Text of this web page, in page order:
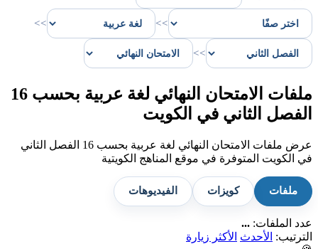
>>
>>
>>
ملفات الامتحان النهائي لغة عربية بحسب 16
الفصل الثاني في الكويت
عرض ملفات الامتحان النهائي لغة عربية بحسب 16 الفصل الثاني
في الكويت المتوفرة في موقع المناهج الكويتية
ملفات كويزات الفيديوهات
عدد الملفات: ...
الترتيب:
الأحدث
الأكثر زيارة